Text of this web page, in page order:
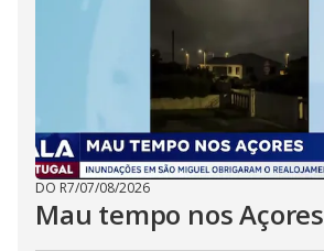
DO R7/07/08/2026
Mau tempo nos Açores